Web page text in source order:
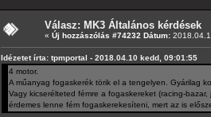
Válasz: MK3 Általános kérdések
« Új hozzászólás #74232 Dátum:
Idézetet írta: tpmportal - 2018.04.10 kedd, 09:01:55
4 motor.
A műanyag fogaskerék törik el a tengelyen. Gyárilag
Vagy kicserélteted fémre a fogaskereket (racing-
érdemes lenne fém fogaskerekesíteni, mert az is